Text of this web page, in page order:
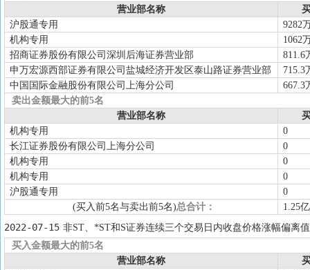
营业部名称
沪股通专用
9282
机构专用
1062
招商证券股份有限公司深圳后海证券营业部
811.6
申万宏源西部证券有限公司盐城经济开发区泰山路证券营业部
715.3
中国国际金融股份有限公司上海分公司
667.3
卖出金额最大的前5名
营业部名称
机构专用
0
长江证券股份有限公司上海分公司
0
机构专用
0
机构专用
0
沪股通专用
0
(买入前5名与卖出前5名)总合计： 1.25亿
2022-07-15 非ST、*ST和S证券连续三个交易日内收盘价格涨幅偏离
买入金额最大的前5名
营业部名称